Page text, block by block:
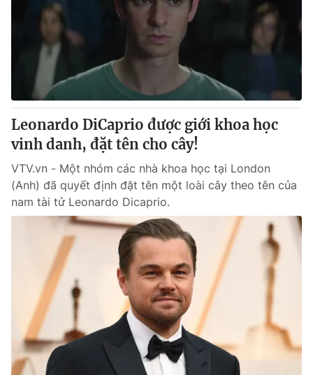
Leonardo DiCaprio được giới khoa học
vinh danh, đặt tên cho cây!
VTV.vn - Một nhóm các nhà khoa học tại London
(Anh) đã quyết định đặt tên một loài cây theo tên của
nam tài tử Leonardo Dicaprio.